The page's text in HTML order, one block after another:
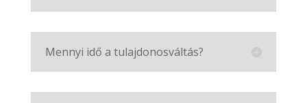
Mennyi idő a tulajdonosváltás?